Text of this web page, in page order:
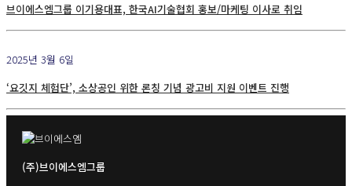
브이에스엠그룹 이기용대표, 한국AI기술협회 홍보/마케팅 이사로 취임
2025년 3월 6일
‘요깃지 체험단’, 소상공인 위한 론칭 기념 광고비 지원 이벤트 진행
(주)브이에스엠그룹